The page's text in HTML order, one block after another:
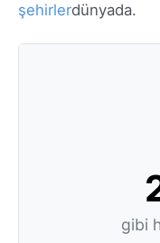
şehirlerdünyada.
gibi